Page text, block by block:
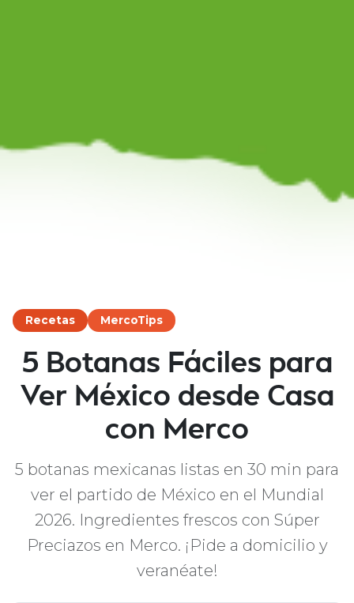
Recetas MercoTips
5 Botanas Fáciles para
Ver México desde Casa
con Merco
5 botanas mexicanas listas en 30 min para
ver el partido de México en el Mundial
2026. Ingredientes frescos con Súper
Preciazos en Merco. ¡Pide a domicilio y
veranéate!